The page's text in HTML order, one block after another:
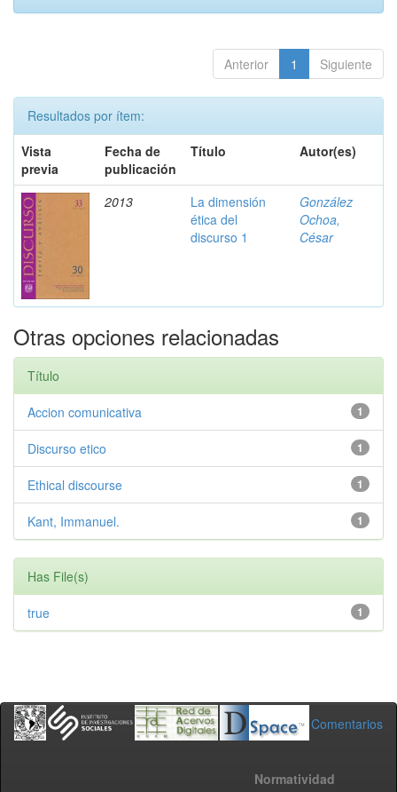
Anterior 1 Siguiente
Resultados por ítem:
Vista
previa
Fecha de
publicación
Título Autor(es)
2013
La dimensión
ética del
discurso 1
González
Ochoa,
César
Otras opciones relacionadas
Título
1
Accion comunicativa
1
Discurso etico
1
Ethical discourse
1
Kant, Immanuel.
Has File(s)
1
true
Comentarios
Normatividad